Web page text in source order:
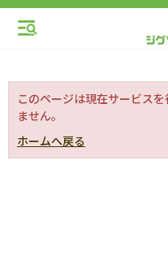
このページは現在サービス
ません。
ホームへ戻る